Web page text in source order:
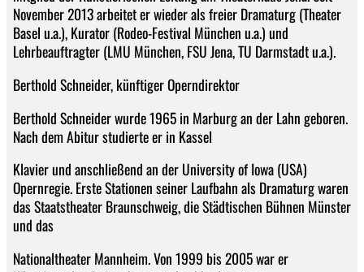
November 2013 arbeitet er wieder als freier Dramaturg (Theater
Basel u.a.), Kurator (Rodeo-Festival München u.a.) und
Lehrbeauftragter (LMU München, FSU Jena, TU Darmstadt u.a.).
Berthold Schneider, künftiger Operndirektor
Berthold Schneider wurde 1965 in Marburg an der Lahn geboren.
Nach dem Abitur studierte er in Kassel
Klavier und anschließend an der University of Iowa (USA)
Opernregie. Erste Stationen seiner Laufbahn als Dramaturg waren
das Staatstheater Braunschweig, die Städtischen Bühnen Münster
und das
Nationaltheater Mannheim. Von 1999 bis 2005 war er